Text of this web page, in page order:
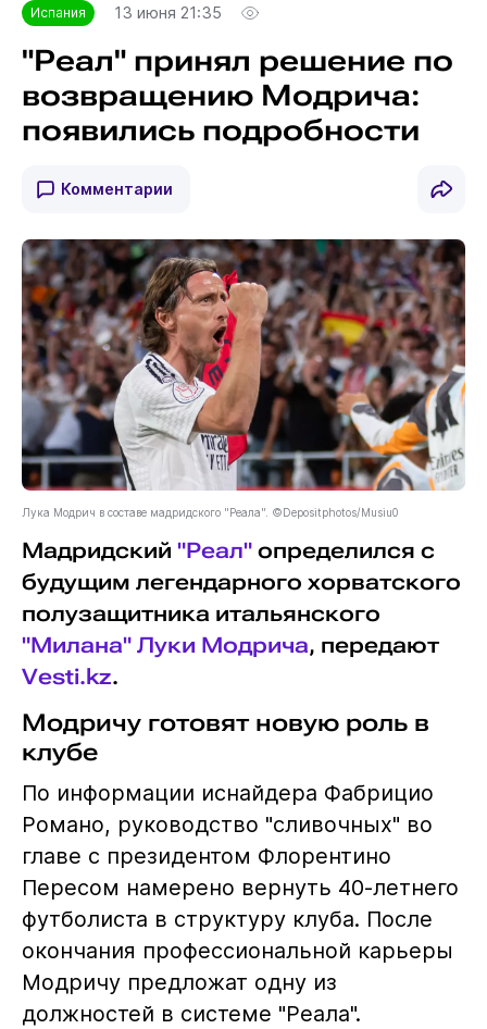
Испания 13 июня 21:35
"Реал" принял решение по
возвращению Модрича:
появились подробности
Комментарии
Лука Модрич в составе мадридского "Реала". ©Depositphotos/Musiu0
Мадридский "Реал"определился с
будущим легендарного хорватского
полузащитника итальянского
"Милана" Луки Модрича, передают
Vesti.kz.
Модричу готовят новую роль в
клубе
По информации иснайдера Фабрицио
Романо, руководство "сливочных" во
главе с президентом Флорентино
Пересом намерено вернуть 40-летнего
футболиста в структуру клуба. После
окончания профессиональной карьеры
Модричу предложат одну из
должностей в системе "Реала".